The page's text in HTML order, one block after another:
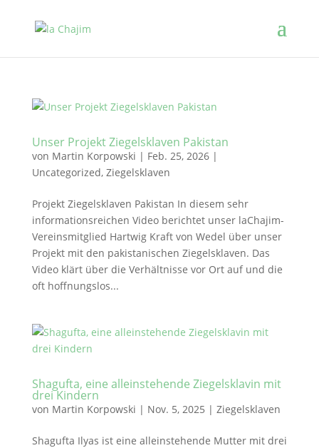
Unser Projekt Ziegelsklaven Pakistan
von Martin Korpowski | Feb. 25, 2026|
Uncategorized, Ziegelsklaven
Projekt Ziegelsklaven Pakistan In diesem sehr
informationsreichen Video berichtet unser laChajim-
Vereinsmitglied Hartwig Kraft von Wedel über unser
Projekt mit den pakistanischen Ziegelsklaven. Das
Video klärt über die Verhältnisse vor Ort auf und die
oft hoffnungslos...
Shagufta, eine alleinstehende Ziegelsklavin mit
drei Kindern
von Martin Korpowski | Nov. 5, 2025 | Ziegelsklaven
Shagufta Ilyas ist eine alleinstehende Mutter mit drei